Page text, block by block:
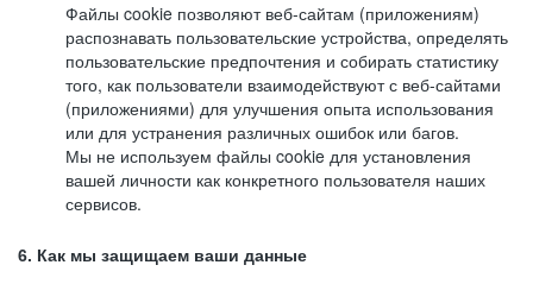
Файлы cookie позволяют веб-сайтам (приложениям)
распознавать пользовательские устройства, определять
пользовательские предпочтения и собирать статистику
того, как пользователи взаимодействуют с веб-сайтами
(приложениями) для улучшения опыта использования
или для устранения различных ошибок или багов.
Мы не используем файлы cookie для установления
вашей личности как конкретного пользователя наших
сервисов.
6. Как мы защищаем ваши данные